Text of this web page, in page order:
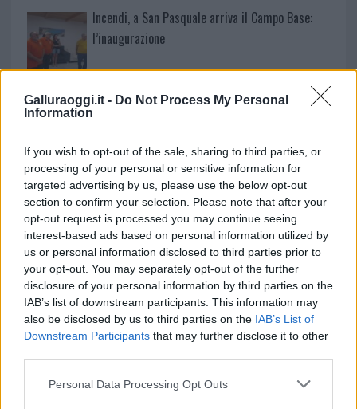
Galluraoggi.it - Do Not Process My Personal
Information
If you wish to opt-out of the sale, sharing to third parties, or
processing of your personal or sensitive information for
targeted advertising by us, please use the below opt-out
section to confirm your selection. Please note that after your
opt-out request is processed you may continue seeing
interest-based ads based on personal information utilized by
us or personal information disclosed to third parties prior to
your opt-out. You may separately opt-out of the further
disclosure of your personal information by third parties on the
IAB’s list of downstream participants. This information may
also be disclosed by us to third parties on the IAB’s List of
Downstream Participants that may further disclose it to other
Please note that this website/app uses one or more Google
Personal Data Processing Opt Outs
Incendi, a San Pasquale arriva il Campo Base:
l’inaugurazione
partecipazione per il suo racconto
Calangianus, allarme sul centro accoglienza
minori, Albieri: “Episodi gravissimi”
Gallura, finti clienti svuotano le suite: furto da
50mila nel resort
Meteo Olbia 7 agosto, sole e caldo tornano
protagonisti
Test tunnel Olbia: rampe chiuse ancora fino a
fine agosto